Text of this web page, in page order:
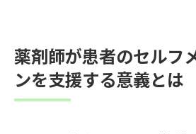
薬剤師が患者のセルフ
ンを支援する意義とは